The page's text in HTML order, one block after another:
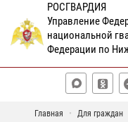
РОСГВАРДИЯ
Управление
национальной
Федерации по
Главная Для граждан